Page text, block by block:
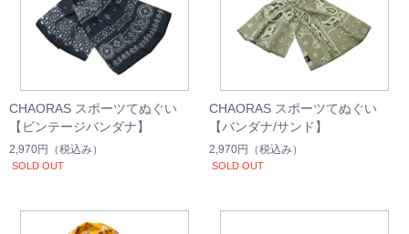
CHAORAS スポーツてぬぐい
【ビンテージバンダナ】
2,970円 （税込み）
SOLD OUT
CHAORAS スポーツてぬぐい
【バンダナ/サンド】
2,970円 （税込み）
SOLD OUT